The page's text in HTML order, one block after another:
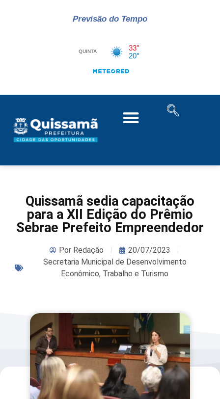
Previsão do Tempo
Quissamã sedia capacitação
para a XII Edição do Prêmio
Sebrae Prefeito Empreendedor
PorRedação
20/07/2023
Secretaria Municipal de Desenvolvimento
Econômico, Trabalho e Turismo